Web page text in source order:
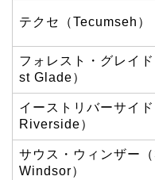
テクセ（Tecumseh）
フォレスト・グレイ
st Glade）
イーストリバーサイ
Riverside）
サウス・ウィンザー
Windsor）